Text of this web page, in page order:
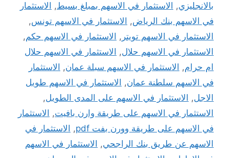
بالانجليزي, الاستثمار في الاسهم بمبلغ بسيط,
الاستثمار
في الاسهم بنك الرياض, الاستثمار في الاسهم تونس,
الاستثمار في الاسهم تويتر , الاستثمار في الاسهم حكم,
الاستثمار في الاسهم حلال,
الاستثمار في الاسهم حلال
ام حرام, الاستثمار في الاسهم سبلة عمان,
الاستثمار
في الاسهم سلطنة عمان,
الاستثمار في الاسهم طويل
الاجل, الاستثمار في الاسهم على المدى الطويل,
الاستثمار في الاسهم على طريقة وارن بافيت,
الاستثمار
في الاسهم على طريقة وورن بفت pdf
,
الاستثمار في
الاسهم عن طريق بنك الراجحي,
الاستثمار في الاسهم